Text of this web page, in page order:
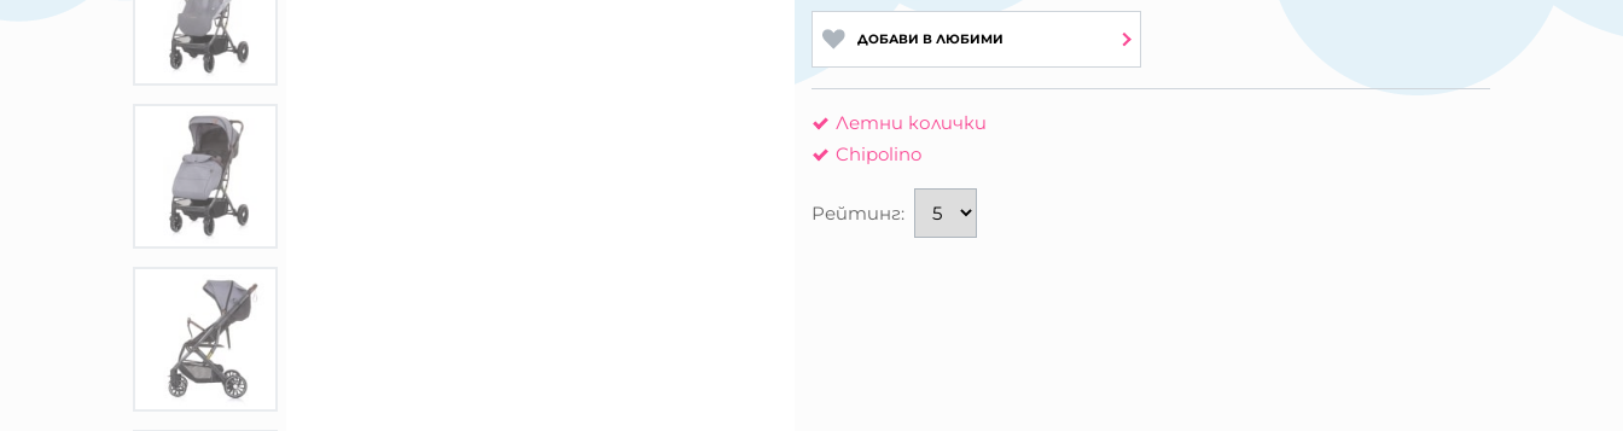
ДОБАВИ В ЛЮБИМИ
Летни колички
Chipolino
Рейтинг: